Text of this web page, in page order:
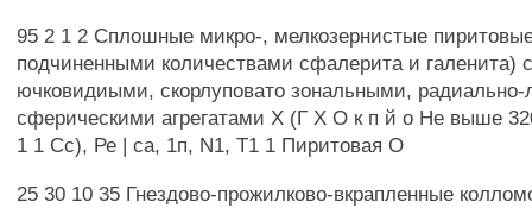
95 2 1 2 Сплошные микро-, мелкозернистые
подчиненными количествами сфалерита и галенита)
ючковидиыми, скорлуповато зональными,
сферическими агрегатами X (Г X О к п й о Не выше
1 1 Сс), Ре | са, 1п, N1, Т1 1 Пиритовая О
25 30 10 35 Гнездово-прожилково-вкрапленные